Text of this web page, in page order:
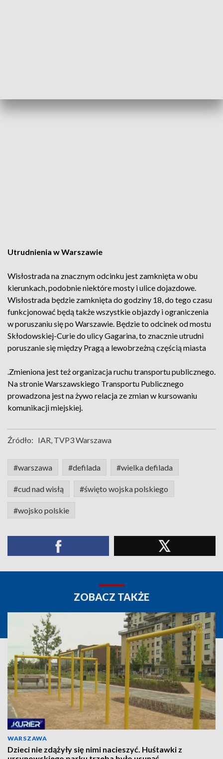
Utrudnienia w Warszawie
Wisłostrada na znacznym odcinku jest zamknięta w obu
kierunkach, podobnie niektóre mosty i ulice dojazdowe.
Wisłostrada będzie zamknięta do godziny 18, do tego czasu
funkcjonować będą także wszystkie objazdy i ograniczenia
w poruszaniu się po Warszawie. Będzie to odcinek od mostu
Skłodowskiej-Curie do ulicy Gagarina, to znacznie utrudni
poruszanie się między Pragą a lewobrzeżną częścią miasta
.Zmieniona jest też organizacja ruchu transportu publicznego.
Na stronie Warszawskiego Transportu Publicznego
prowadzona jest na żywo relacja ze zmian w kursowaniu
komunikacji miejskiej.
Źródło: IAR, TVP3 Warszawa
#warszawa #defilada #wielka defilada
#cud nad wisłą #święto wojska polskiego
#wojsko polskie
ZOBACZ TAKŻE
WARSZAWA
Dzieci nie zdążyły się nimi nacieszyć. Huśtawki z